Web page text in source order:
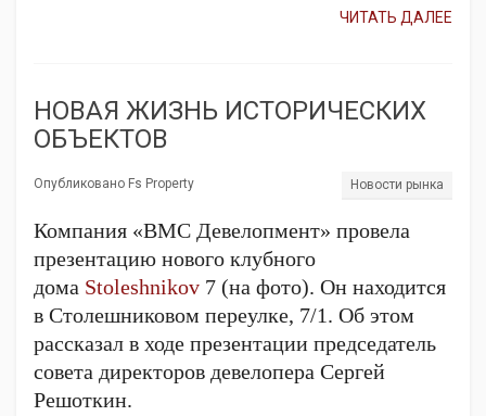
ЧИТАТЬ ДАЛЕЕ
НОВАЯ ЖИЗНЬ ИСТОРИЧЕСКИХ
ОБЪЕКТОВ
Опубликовано Fs Property Новости рынка
Компания «ВМС Девелопмент» провела
презентацию нового клубного
дома Stoleshnikov 7 (на фото). Он находится
в Столешниковом переулке, 7/1. Об этом
рассказал в ходе презентации председатель
совета директоров девелопера Сергей
Решоткин.